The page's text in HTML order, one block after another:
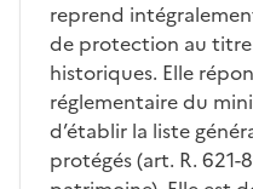
reprend
de protection au
historiques. Elle
réglementaire du
d’établir la liste
protégés (art. R.